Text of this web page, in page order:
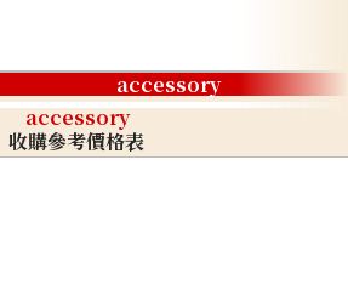
accessory
accessory
收購參考價格表